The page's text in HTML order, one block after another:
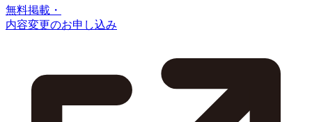
無料掲載・
内容変更のお申し込み